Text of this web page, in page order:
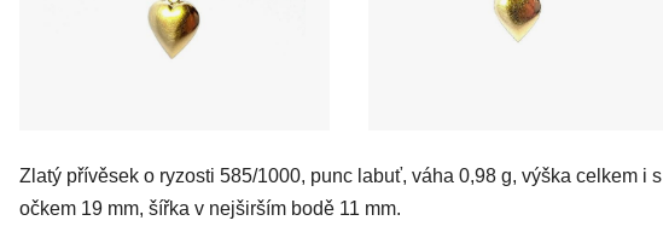
Zlatý přívěsek o ryzosti 585/1000, punc labuť, váha 0,98 g, výška celkem i s
očkem 19 mm, šířka v nejširším bodě 11 mm.